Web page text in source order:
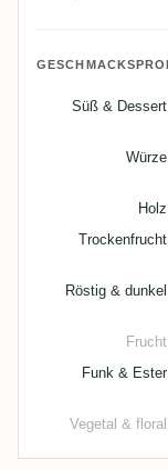
Süß & Dessert
Würze
Holz
Trockenfrucht
Röstig & dunkel
Frucht
Funk & Ester
Vegetal & floral